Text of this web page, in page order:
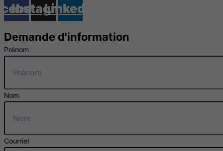
Instagram
Linkedin
Demande d'information
Prénom
Nom
Courriel